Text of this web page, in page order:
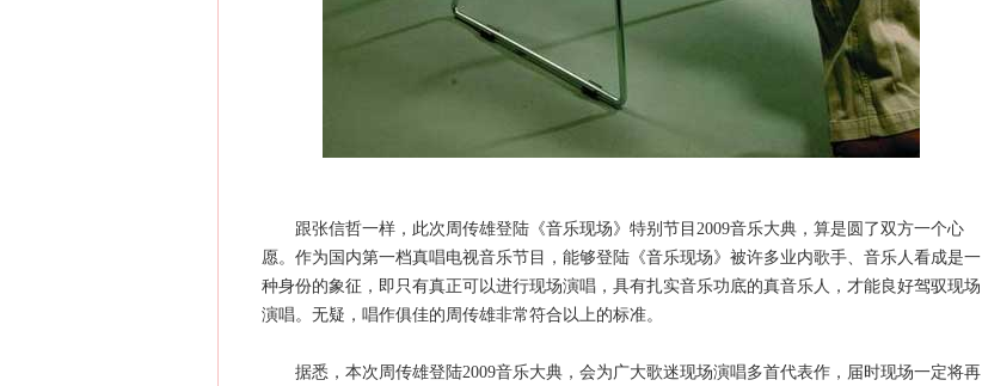
跟张信哲一样，此次周传雄登陆《音乐现场》特别节目2009音乐大典，算是圆了双方一个心
愿。作为国内第一档真唱电视音乐节目，能够登陆《音乐现场》被许多业内歌手、音乐人看成是一
种身份的象征，即只有真正可以进行现场演唱，具有扎实音乐功底的真音乐人，才能良好驾驭现场
演唱。无疑，唱作俱佳的周传雄非常符合以上的标准。
据悉，本次周传雄登陆2009音乐大典，会为广大歌迷现场演唱多首代表作，届时现场一定将再